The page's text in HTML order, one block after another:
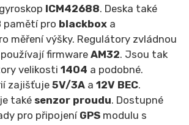
ICM42688. Deska také
pamětí pro blackbox a
měření výšky. Regulátory zvládnou
firmwareAM32. Jsou tak
velikosti 1404 a podobné.
zajišťuje 5V/3A a 12V BEC.
také senzor proudu. Dostupné
pro připojení GPS modulu s